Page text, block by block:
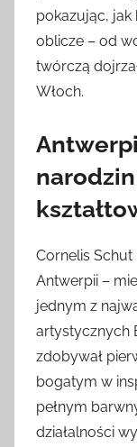
pokazując, jak
oblicze – od
twórczą
Włoch.
Cornelis Schut
Antwerpii –
jednym z
artystycznych
zdobywał
bogatym w
pełnym
działalności